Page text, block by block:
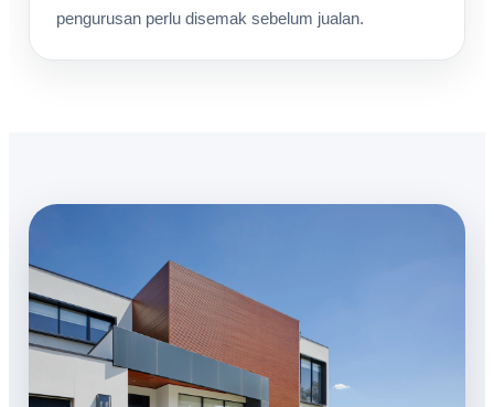
pengurusan perlu disemak sebelum jualan.